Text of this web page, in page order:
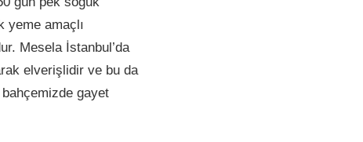
yeme amaçlı
Mesela İstanbul’da
elverişlidir ve bu da
gayet